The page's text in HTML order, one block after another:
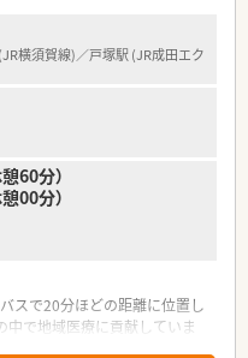
を高めたいという意欲のある方
種と積極的にコミュニケーショ
横須賀線)／戸塚駅 (JR成田エク
60分）
分）
スで20分ほどの距離に位置し
中で地域医療に貢献していま